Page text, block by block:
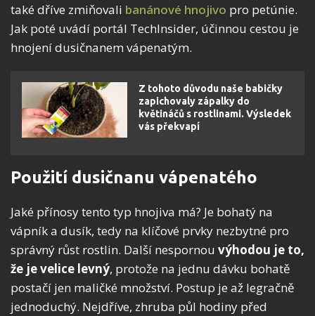
také dříve zmiňovali banánové hnojivo pro petúnie.
Jak poté uvádí portál TechInsider, účinnou cestou je
hnojení dusičnanem vápenatým.
Z tohoto důvodu naše babičky
zapichovaly zápalky do
květináčů s rostlinami. Výsledek
vás překvapí
Použití dusičnanu vápenatého
Jaké přínosy tento typ hnojiva má? Je bohatý na
vápník a dusík, tedy na klíčové prvky nezbytné pro
správný růst rostlin. Další nespornou výhodou je to,
že je velice levný, protože na jednu dávku bohatě
postačí jen maličké množství. Postup je až legračně
jednoduchý. Nejdříve, zhruba půl hodiny před